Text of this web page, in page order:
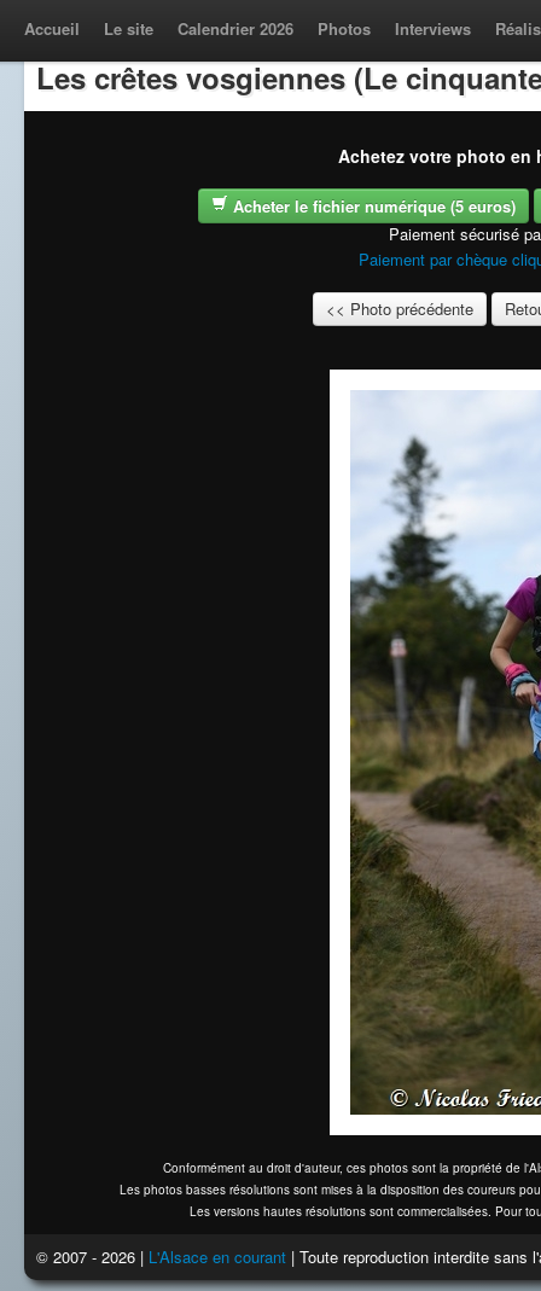
Accueil Le site Calendrier 2026 Photos Interviews
Les crêtes vosgiennes (Le
Achetez votre photo en
Acheter le fichier numérique (5 euros)
Paiement sécurisé
Paiement par chèque
<< Photo précédente
Conformément au droit d'auteur, ces photos sont la propriété de
Les photos basses résolutions sont mises à la disposition des coureurs
Les versions hautes résolutions sont commercialisées. Pour
© 2007 - 2026 | L'Alsace en courant | Toute reproduction interdite sans